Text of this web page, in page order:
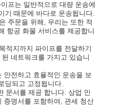
프는 일반적으로 대량 운송에
기 때문에 바다로 운송됩니다.
주문을 위해, 우리는 또한 적
항공 화물 서비스를 제공합니
적지까지 파이프를 전달하기
네트워크를 가지고 있습니
안전하고 효율적인 운송을 보
딩되고 고정됩니다.
문서를 제공 합니다. 상업 인
증명서를 포함하여, 관세 청산